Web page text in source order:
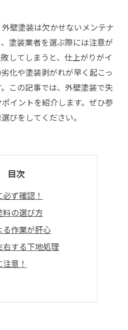
壁塗装は欠かせないメンテナ
塗装業者を選ぶ際には注意が
してしまうと、仕上がりがイ
化や塗装剥がれが早く起こっ
この記事では、外壁塗装で失
イントを紹介します。ぜひ参
びをしてください。
目次
ず確認！
の選び方
る作業が肝心
する下地処理
意！